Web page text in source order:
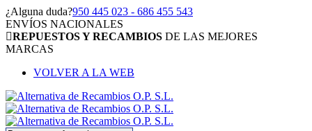
¿Alguna duda?950 445 023 - 686 455 543
ENVÍOS NACIONALES
REPUESTOS Y RECAMBIOS DE LAS MEJORES
MARCAS
VOLVER A LA WEB